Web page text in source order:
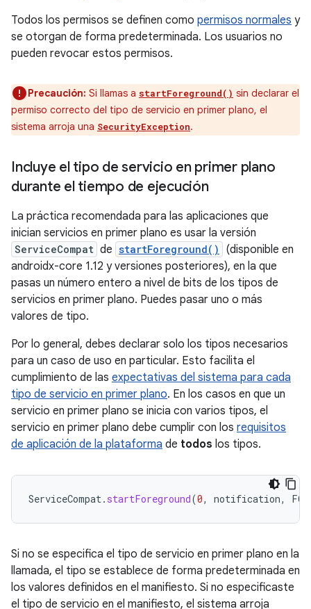
Todos los permisos se definen como permisos normales y
se otorgan de forma predeterminada. Los usuarios no
pueden revocar estos permisos.
Precaución: Si llamas a startForeground() sin declarar el
permiso correcto del tipo de servicio en primer plano, el
sistema arroja una SecurityException.
Incluye el tipo de servicio en primer plano
durante el tiempo de ejecución
La práctica recomendada para las aplicaciones que
inician servicios en primer plano es usar la versión
ServiceCompat de startForeground()
(disponible en
androidx-core 1.12 y versiones posteriores), en la que
pasas un número entero a nivel de bits de los tipos de
servicios en primer plano. Puedes pasar uno o más
valores de tipo.
Por lo general, debes declarar solo los tipos necesarios
para un caso de uso en particular. Esto facilita el
cumplimiento de las expectativas del sistema para cada
tipo de servicio en primer plano. En los casos en que un
servicio en primer plano se inicia con varios tipos, el
servicio en primer plano debe cumplir con los requisitos
de aplicación de la plataforma de todos los tipos.
ServiceCompat. startForeground(0, notification,
Si no se especifica el tipo de servicio en primer plano en la
llamada, el tipo se establece de forma predeterminada en
los valores definidos en el manifiesto. Si no especificaste
el tipo de servicio en el manifiesto, el sistema arroja